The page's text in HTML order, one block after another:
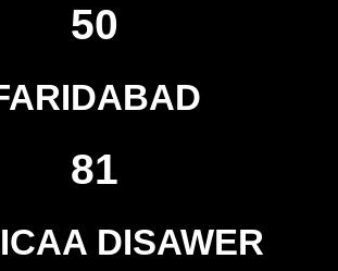
50
81
DISAWER